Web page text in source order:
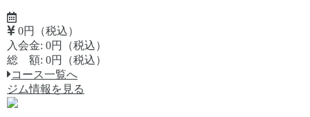
0円（税込）
入会金: 0円（税込）
総 額: 0円（税込）
コース一覧へ
ジム情報を見る